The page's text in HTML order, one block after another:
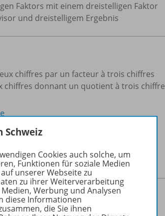
Faktors mit einem dreistelligen Faktor
und dreistelligem Ergebnis
chiffres par un facteur à trois chiffres
chiffres donnant un quotient à trois
mit
C23976
Schweiz
Cookies auch solche, um
Funktionen für soziale Medien
unserer Webseite zu
zu ihrer Weiterverarbeitung
Werbung und Analysen
diese Informationen
die Sie ihnen